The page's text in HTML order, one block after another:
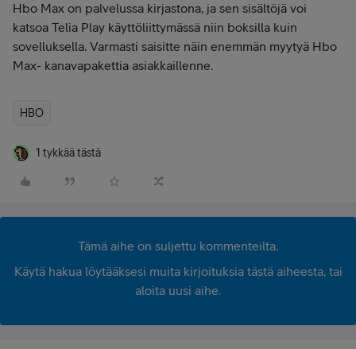
Hbo Max on palvelussa kirjastona, ja sen sisältöjä voi
katsoa Telia Play käyttöliittymässä niin boksilla kuin
sovelluksella. Varmasti saisitte näin enemmän myytyä Hbo
Max- kanavapakettia asiakkaillenne.
HBO
1 tykkää tästä
Tämä aihe on suljettu kommenteilta.
Käytä hakua löytääksesi muita kirjoituksia tästä aiheesta, tai
aloita uusi aihe.